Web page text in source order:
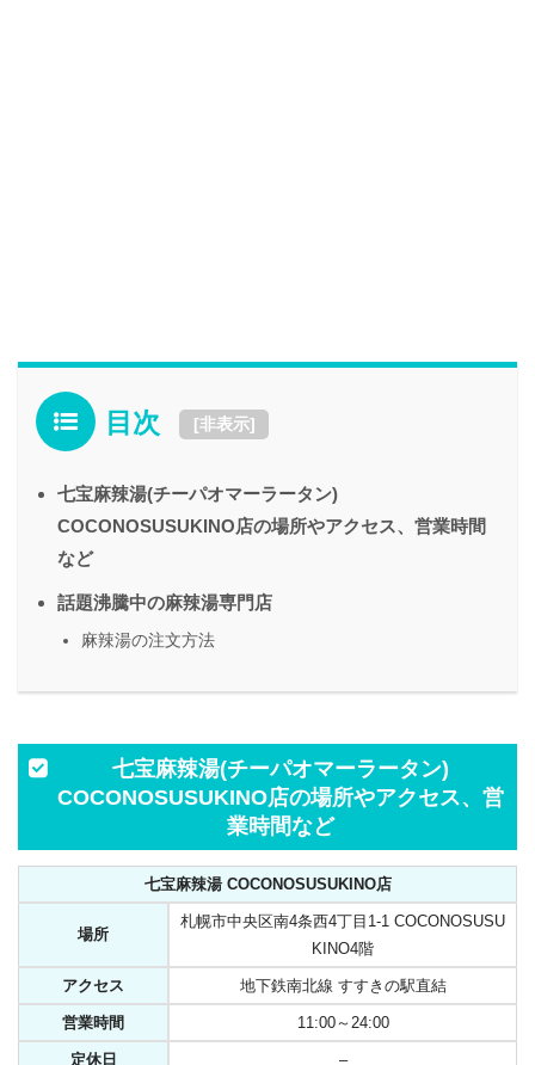
目次 [非表示]
七宝麻辣湯(チーパオマーラータン)
COCONOSUSUKINO店の場所やアクセス、営業時間
など
話題沸騰中の麻辣湯専門店
麻辣湯の注文方法
七宝麻辣湯(チーパオマーラータン)
COCONOSUSUKINO店の場所やアクセス、営
業時間など
七宝麻辣湯 COCONOSUSUKINO店
場所
札幌市中央区南4条西4丁目1-1 COCONOSUSU
KINO4階
アクセス 地下鉄南北線 すすきの駅直結
営業時間 11:00～24:00
定休日 –